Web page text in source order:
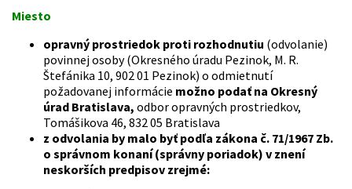
Miesto
opravný prostriedok proti rozhodnutiu (odvolanie)
povinnej osoby (Okresného úradu Pezinok, M. R.
Štefánika 10, 902 01 Pezinok) o odmietnutí
požadovanej informácie možno podať na Okresný
úrad Bratislava, odbor opravných prostriedkov,
Tomášikova 46, 832 05 Bratislava
z odvolania by malo byť podľa zákona č. 71/1967 Zb.
o správnom konaní (správny poriadok) v znení
neskorších predpisov zrejmé: